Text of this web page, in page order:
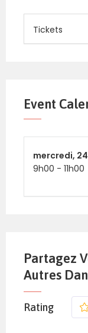
Tickets
Event
mercredi,
9h00 - 11h00
Partagez
Autres
Rating